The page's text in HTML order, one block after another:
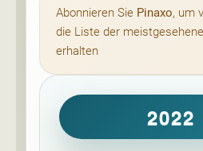
Abonnieren Sie Pinaxo, um
die Liste der
erhalten
2022